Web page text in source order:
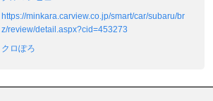
https://minkara.carview.co.jp/smart/car/subaru/br
z/review/detail.aspx?cid=453273
クロぽろ